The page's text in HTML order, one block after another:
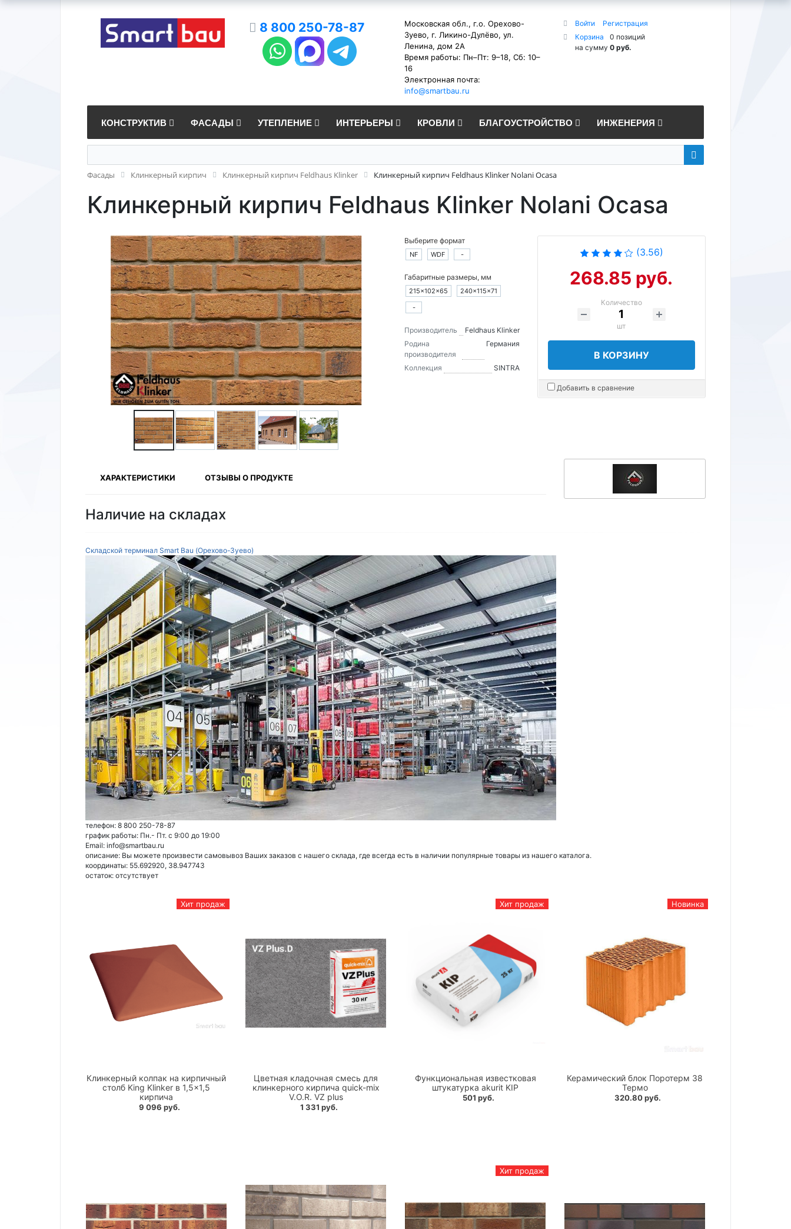
8 800 250-78-87
Московская обл., г.о. Орехово-
Зуево, г. Ликино-Дулёво, ул.
Ленина, дом 2А
Время работы: Пн–Пт: 9–18, Сб: 10–
16
Электронная почта:
info@smartbau.ru
Войти
Регистрация
Корзина
0 позиций
на сумму 0 руб.
КОНСТРУКТИВ ФАСАДЫ УТЕПЛЕНИЕ ИНТЕРЬЕРЫ КРОВЛИ БЛАГОУСТРОЙСТВО ИНЖЕНЕРИЯ
Фасады Клинкерный кирпич Клинкерный кирпич Feldhaus Klinker Клинкерный кирпич Feldhaus Klinker Nolani Ocasa
Клинкерный кирпич Feldhaus Klinker Nolani Ocasa
Выберите формат
NF WDF -
Габаритные размеры, мм
215×102×65
240×115×71
-
Производитель
Feldhaus Klinker
Родина
производителя
Германия
Коллекция SINTRA
(3.56)
268.85 руб.
Количество
шт
В КОРЗИНУ
Добавить в сравнение
ХАРАКТЕРИСТИКИ ОТЗЫВЫ О ПРОДУКТЕ
Наличие на складах
Складской терминал Smart Bau (Орехово-Зуево)
телефон: 8 800 250-78-87
график работы: Пн.- Пт. с 9:00 до 19:00
Email: info@smartbau.ru
описание: Вы можете произвести самовывоз Ваших заказов с нашего склада, где всегда есть в наличии популярные товары из нашего каталога.
координаты: 55.692920, 38.947743
остаток: отсутствует
Хит продаж
Клинкерный колпак на кирпичный
столб King Klinker в 1,5×1,5
кирпича
9 096 руб.
Цветная кладочная смесь для
клинкерного кирпича quick-mix
V.O.R. VZ plus
1 331 руб.
Хит продаж
Функциональная известковая
штукатурка akurit KIP
501 руб.
Новинка
Керамический блок Поротерм 38
Термо
320.80 руб.
Хит продаж